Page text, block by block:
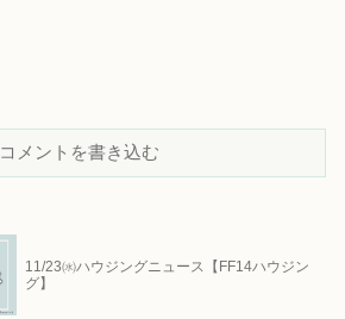
コメントを書き込む
11/23㈬ハウジングニュース【FF14ハウジン
グ】